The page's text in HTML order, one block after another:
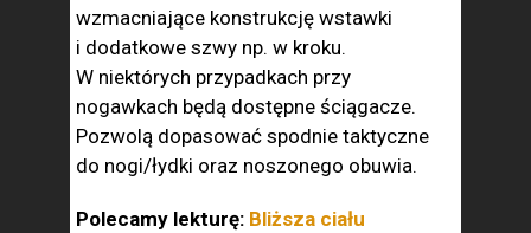
wzmacniające konstrukcję wstawki
i dodatkowe szwy np. w kroku.
W niektórych przypadkach przy
nogawkach będą dostępne ściągacze.
Pozwolą dopasować spodnie taktyczne
do nogi/łydki oraz noszonego obuwia.
Polecamy lekturę: Bliższa ciału